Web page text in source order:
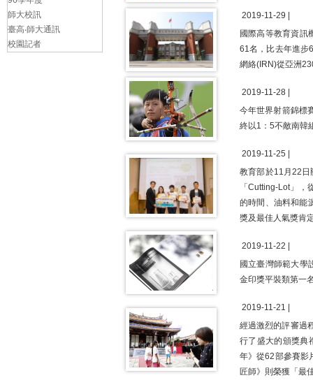
2019-11-29 |
國際高等教育資訊
61名，比去年進步
網絡(IRN)從亞洲
2019-11-28 |
今年世界射箭錦標
終以1：5不敵南韓
2019-11-25 |
教育部於11月22日
「Cutting-Lot」
的時間、油料和能
獎及最佳人氣獎肯
2019-11-22 |
國立臺灣師範大學
金印獎平裝類第一
2019-11-21 |
經過激烈的評審過
行了盛大的頒獎典
年》從62部參賽影
匠師》則榮獲「最
師大校訊
臺高‧師大通訊
校園記者